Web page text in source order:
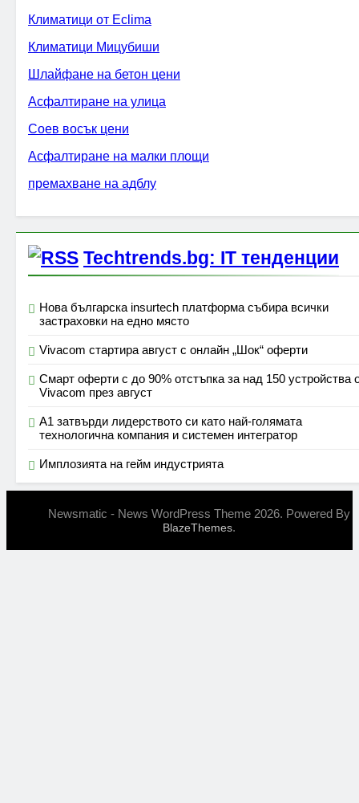
Климатици от Eclima
Климатици Мицубиши
Шлайфане на бетон цени
Асфалтиране на улица
Соев восък цени
Асфалтиране на малки площи
премахване на адблу
Techtrends.bg: IT тенденции
Нова българска insurtech платформа събира всички
застраховки на едно място
Vivacom стартира август с онлайн „Шок“ оферти
Смарт оферти с до 90% отстъпка за над 150 устройства
Vivacom през август
А1 затвърди лидерството си като най-голямата
технологична компания и системен интегратор
Имплозията на гейм индустрията
Newsmatic - News WordPress Theme 2026. Powered By
BlazeThemes.